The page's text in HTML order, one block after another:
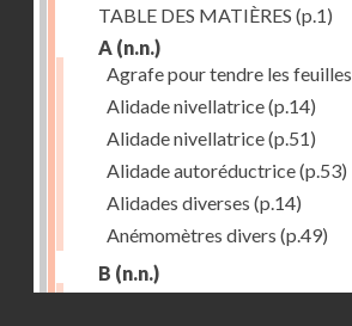
TABLE DES MATIÈRES (p.1)
A (n.n.)
Agrafe pour tendre les feuilles
Alidade nivellatrice(p.14)
Alidade nivellatrice(p.51)
Alidade autoréductrice(p.53)
Alidades diverses (p.14)
Anémomètres divers (p.49)
B (n.n.)
Barème graphique(p.53)